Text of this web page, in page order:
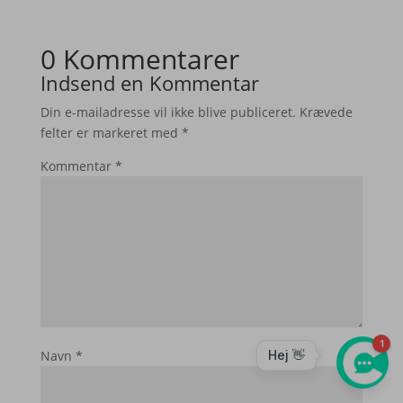
0 Kommentarer
Indsend en Kommentar
Din e-mailadresse vil ikke blive publiceret. Krævede
felter er markeret med *
Kommentar *
Navn *